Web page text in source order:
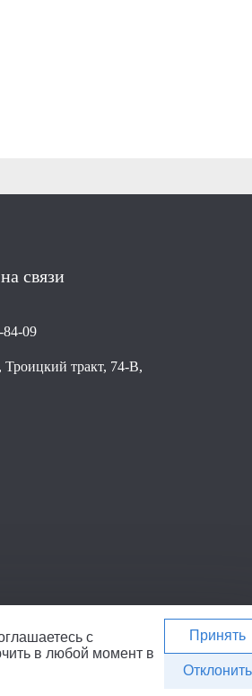
связи
84-09
Троицкий тракт, 74-В,
ООО «Уралплит» | ИНН/КПП
с
в любой момент в
Принять
Отклонить